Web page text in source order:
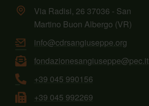
Via Radisi, 26 37036 - San
Martino Buon Albergo (VR)
info@cdrsangiuseppe.org
fondazionesangiuseppe@pec.it
+39 045 990156
+39 045 992269